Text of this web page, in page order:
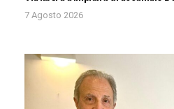
7 Agosto 2026